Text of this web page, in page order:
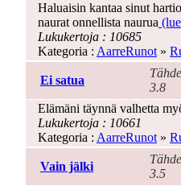
Haluaisin kantaa sinut
naurat onnellista naurua
Lukukertoja : 10685
Kategoria : AarreRunot »
Ei satua
3.8
Elämäni täynnä valhetta
Lukukertoja : 10661
Kategoria : AarreRunot »
Vain jälki
3.5